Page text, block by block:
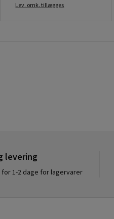
Lev. omk. tillægges
levering
1-2 dage for lagervarer